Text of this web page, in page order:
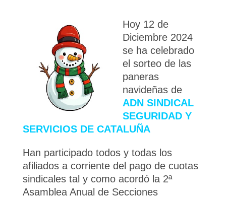
Hoy 12 de
Diciembre 2024
se ha celebrado
el sorteo de las
paneras
navideñas de
ADN SINDICAL
SEGURIDAD Y
SERVICIOS DE CATALUÑA
Han participado todos y todas los
afiliados a corriente del pago de cuotas
sindicales tal y como acordó la 2ª
Asamblea Anual de Secciones